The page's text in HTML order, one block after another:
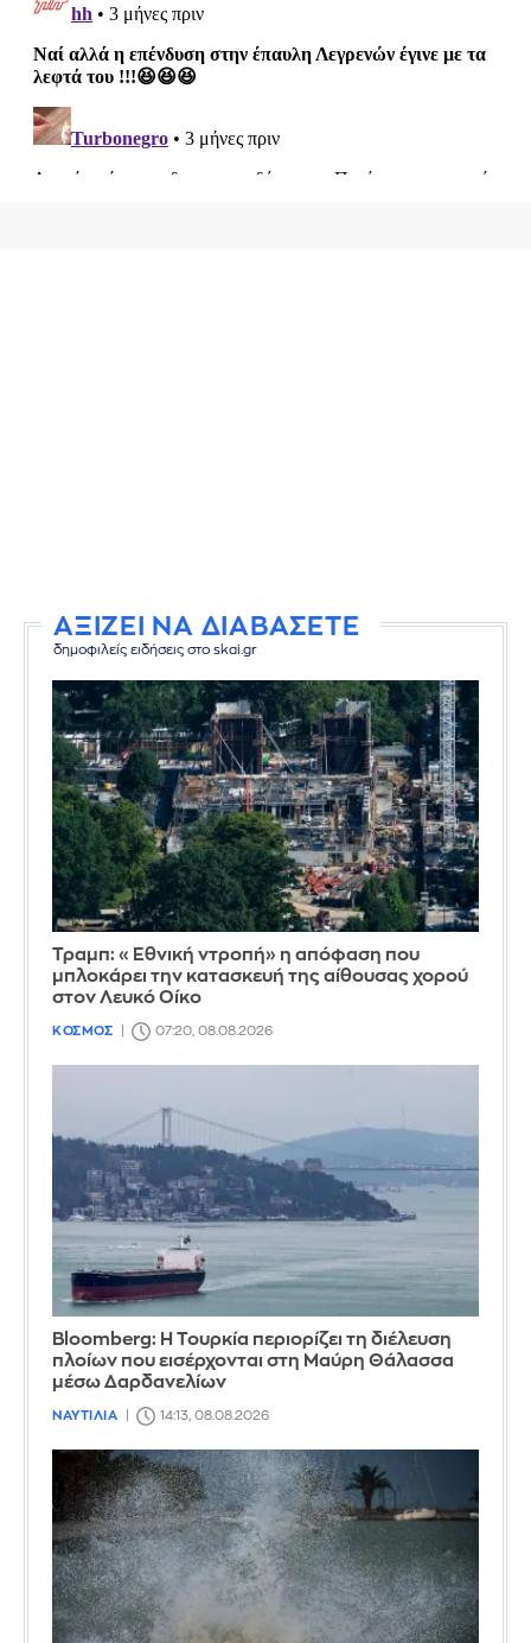
ΑΞΙΖΕΙ ΝΑ ΔΙΑΒΑΣΕΤΕ
δημοφιλείς ειδήσεις στο skai.gr
Τραμπ: «Εθνική ντροπή» η απόφαση που
μπλοκάρει την κατασκευή της αίθουσας χορού
στον Λευκό Οίκο
ΚΟΣΜΟΣ 07:20, 08.08.2026
Bloomberg: Η Τουρκία περιορίζει τη διέλευση
πλοίων που εισέρχονται στη Μαύρη Θάλασσα
μέσω Δαρδανελίων
ΝΑΥΤΙΛΙΑ 14:13, 08.08.2026